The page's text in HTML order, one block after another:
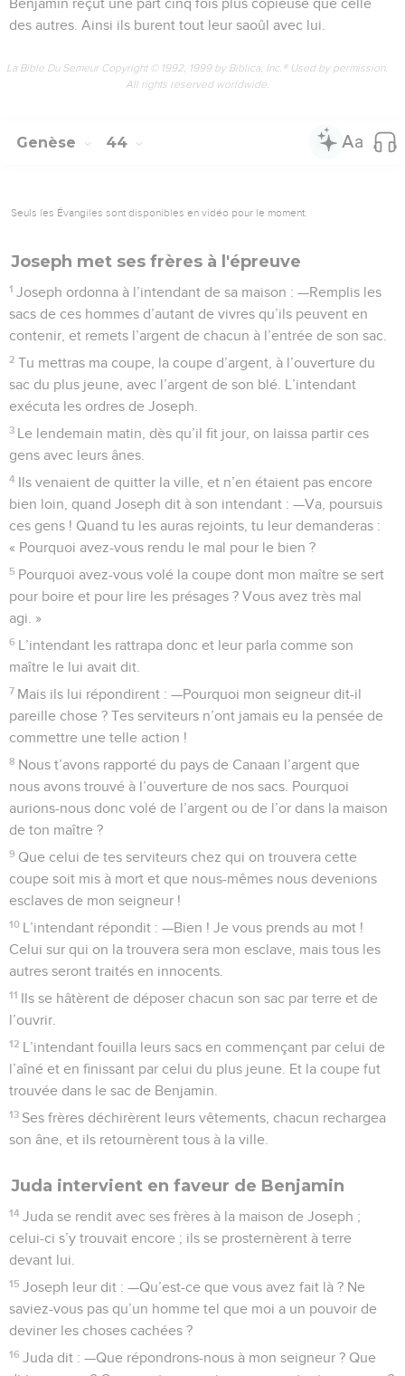
Benjamin reçut une part cinq fois plus copieuse que celle
des autres. Ainsi ils burent tout leur saoûl avec lui.
La Bible Du Semeur Copyright © 1992, 1999 by Biblica, Inc.® Used by permission.
All rights reserved worldwide.
Genèse 44
Seuls les Évangiles sont disponibles en vidéo pour le moment.
Joseph met ses frères à l'épreuve
1 Joseph ordonna à l’intendant de sa maison : —Remplis les
sacs de ces hommes d’autant de vivres qu’ils peuvent en
contenir, et remets l’argent de chacun à l’entrée de son sac.
2 Tu mettras ma coupe, la coupe d’argent, à l’ouverture du
sac du plus jeune, avec l’argent de son blé. L’intendant
exécuta les ordres de Joseph.
3 Le lendemain matin, dès qu’il fit jour, on laissa partir ces
gens avec leurs ânes.
4 Ils venaient de quitter la ville, et n’en étaient pas encore
bien loin, quand Joseph dit à son intendant : —Va, poursuis
ces gens ! Quand tu les auras rejoints, tu leur demanderas :
« Pourquoi avez-vous rendu le mal pour le bien ?
5 Pourquoi avez-vous volé la coupe dont mon maître se sert
pour boire et pour lire les présages ? Vous avez très mal
agi. »
6 L’intendant les rattrapa donc et leur parla comme son
maître le lui avait dit.
7 Mais ils lui répondirent : —Pourquoi mon seigneur dit-il
pareille chose ? Tes serviteurs n’ont jamais eu la pensée de
commettre une telle action !
8 Nous t’avons rapporté du pays de Canaan l’argent que
nous avons trouvé à l’ouverture de nos sacs. Pourquoi
aurions-nous donc volé de l’argent ou de l’or dans la maison
de ton maître ?
9 Que celui de tes serviteurs chez qui on trouvera cette
coupe soit mis à mort et que nous-mêmes nous devenions
esclaves de mon seigneur !
10 L’intendant répondit : —Bien ! Je vous prends au mot !
Celui sur qui on la trouvera sera mon esclave, mais tous les
autres seront traités en innocents.
11 Ils se hâtèrent de déposer chacun son sac par terre et de
l’ouvrir.
12 L’intendant fouilla leurs sacs en commençant par celui de
l’aîné et en finissant par celui du plus jeune. Et la coupe fut
trouvée dans le sac de Benjamin.
13 Ses frères déchirèrent leurs vêtements, chacun rechargea
son âne, et ils retournèrent tous à la ville.
Juda intervient en faveur de Benjamin
14 Juda se rendit avec ses frères à la maison de Joseph ;
celui-ci s’y trouvait encore ; ils se prosternèrent à terre
devant lui.
15 Joseph leur dit : —Qu’est-ce que vous avez fait là ? Ne
saviez-vous pas qu’un homme tel que moi a un pouvoir de
deviner les choses cachées ?
16 Juda dit : —Que répondrons-nous à mon seigneur ? Que